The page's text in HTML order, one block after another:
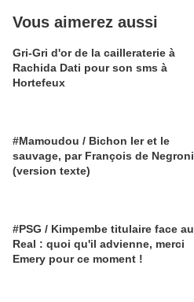
Vous aimerez aussi
Gri-Gri d'or de la cailleraterie à
Rachida Dati pour son sms à
Hortefeux
#Mamoudou / Bichon Ier et le
sauvage, par François de Negroni
(version texte)
#PSG / Kimpembe titulaire face au
Real : quoi qu'il advienne, merci
Emery pour ce moment !